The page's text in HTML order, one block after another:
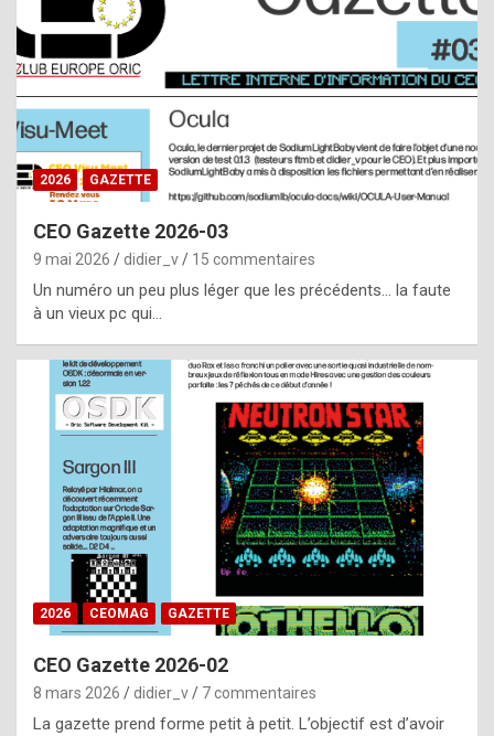
t
a
s
i
e
f
o
m
m
a
y
b
e
b
y
g
e
2026 GAZETTE
CEO Gazette 2026-03
9 mai 2026 didier_v 15 commentaires
Un numéro un peu plus léger que les précédents… la faute
à un vieux pc qui…
2026 CEOMAG GAZETTE
CEO Gazette 2026-02
8 mars 2026 didier_v 7 commentaires
La gazette prend forme petit à petit. L’objectif est d’avoir